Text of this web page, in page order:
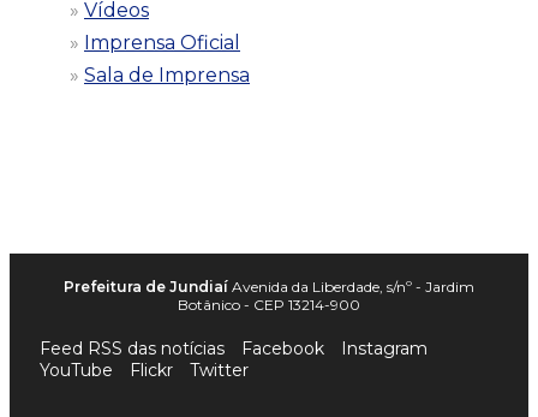
Vídeos
Imprensa Oficial
Sala de Imprensa
Prefeitura de Jundiaí Avenida da Liberdade, s/nº - Jardim
Botânico - CEP 13214-900
Feed RSS das notícias Facebook
Instagram
YouTube
Flickr Twitter